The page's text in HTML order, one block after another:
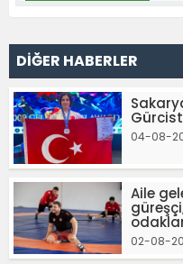
DİĞER HABERLER
04-08-
Aile
02-08-